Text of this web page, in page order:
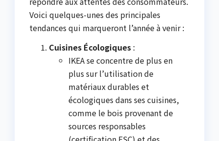
Voici quelques-unes des principales
tendances qui marqueront l’année à venir :
Cuisines Écologiques :
IKEA se concentre de plus en
plus sur l’utilisation de
matériaux durables et
écologiques dans ses cuisines,
comme le bois provenant de
sources responsables